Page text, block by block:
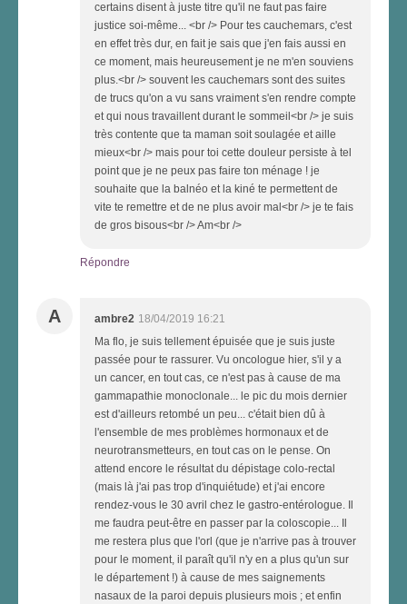
certains disent à juste titre qu'il ne faut pas faire
justice soi-même... <br /> Pour tes cauchemars, c'est
en effet très dur, en fait je sais que j'en fais aussi en
ce moment, mais heureusement je ne m'en souviens
plus.<br /> souvent les cauchemars sont des suites
de trucs qu'on a vu sans vraiment s'en rendre compte
et qui nous travaillent durant le sommeil<br /> je suis
très contente que ta maman soit soulagée et aille
mieux<br /> mais pour toi cette douleur persiste à tel
point que je ne peux pas faire ton ménage ! je
souhaite que la balnéo et la kiné te permettent de
vite te remettre et de ne plus avoir mal<br /> je te fais
de gros bisous<br /> Am<br />
Répondre
A ambre2 18/04/2019 16:21
Ma flo, je suis tellement épuisée que je suis juste
passée pour te rassurer. Vu oncologue hier, s'il y a
un cancer, en tout cas, ce n'est pas à cause de ma
gammapathie monoclonale... le pic du mois dernier
est d'ailleurs retombé un peu... c'était bien dû à
l'ensemble de mes problèmes hormonaux et de
neurotransmetteurs, en tout cas on le pense. On
attend encore le résultat du dépistage colo-rectal
(mais là j'ai pas trop d'inquiétude) et j'ai encore
rendez-vous le 30 avril chez le gastro-entérologue. Il
me faudra peut-être en passer par la coloscopie... Il
me restera plus que l'orl (que je n'arrive pas à trouver
pour le moment, il paraît qu'il n'y en a plus qu'un sur
le département !) à cause de mes saignements
nasaux de la paroi depuis plusieurs mois ; et enfin